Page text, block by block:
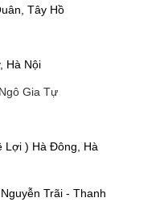
Tây Hồ
Hà Nội
Gia Tự
Lợi ) Hà Đông, Hà
Trãi - Thanh